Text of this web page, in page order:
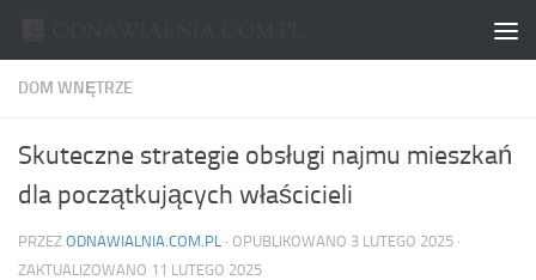
DOM WNĘTRZE
Skuteczne strategie obsługi najmu mieszkań
dla początkujących właścicieli
PRZEZ ODNAWIALNIA.COM.PL · OPUBLIKOWANO 3 LUTEGO 2025 ·
ZAKTUALIZOWANO 11 LUTEGO 2025